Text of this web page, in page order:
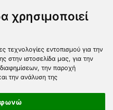
χρησιμοποιεί
τεχνολογίες εντοπισμού για την
στην ιστοσελίδα μας, για την
την παροχή
την ανάλυση της